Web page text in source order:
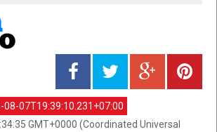
08-07T19:39:10.231+07:00
GMT+0000 (Coordinated Universal